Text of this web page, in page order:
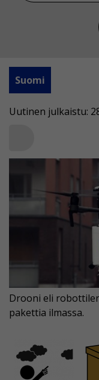
Suomi
Uutinen julkaistu:
Drooni eli
pakettia ilmassa.